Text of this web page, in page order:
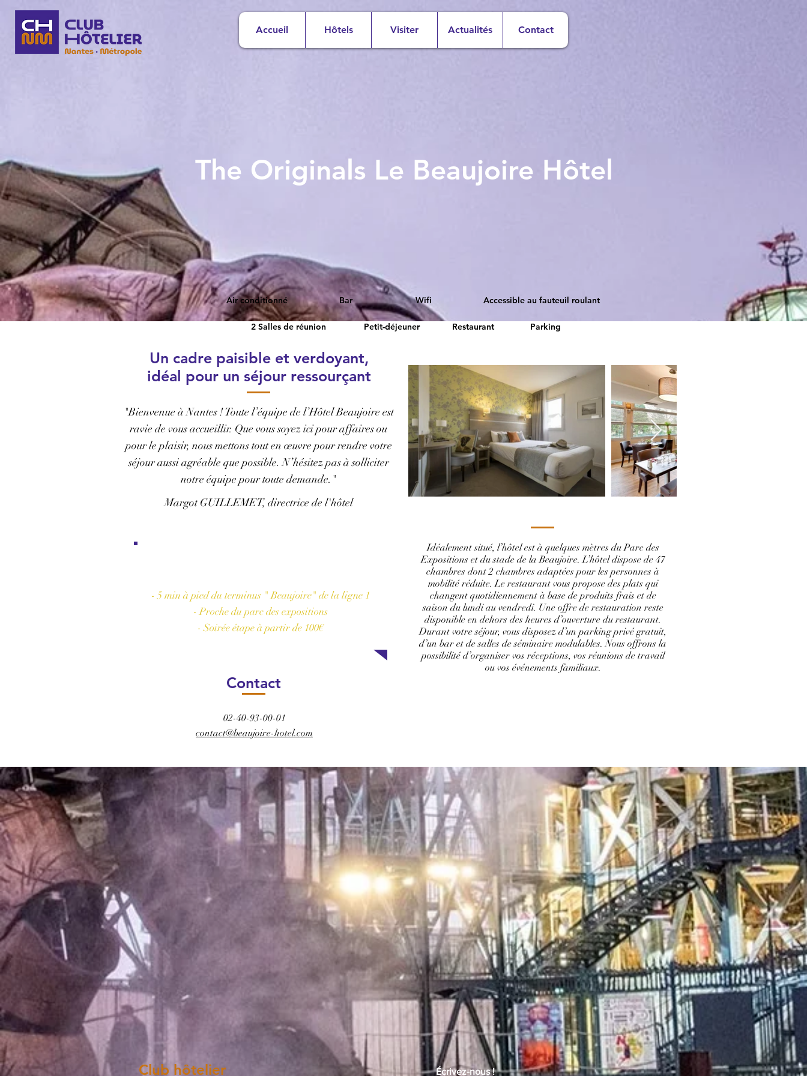
Accueil Hôtels Visiter Actualités Contact
The Originals Le Beaujoire Hôtel
Air conditionné Bar Wifi Accessible au fauteuil roulant
2 Salles de réunion Petit-déjeuner Restaurant Parking
Un cadre paisible et verdoyant,
idéal pour un séjour ressourçant
"Bienvenue à Nantes ! Toute l’équipe de l’Hôtel Beaujoire est
ravie de vous accueillir. Que vous soyez ici pour affaires ou
pour le plaisir, nous mettons tout en œuvre pour rendre votre
séjour aussi agréable que possible. N’hésitez pas à solliciter
notre équipe pour toute demande. "
Margot GUILLEMET, directrice de l'hôtel
- 5 min à pied du terminus " Beaujoire" de la ligne 1
- Proche du parc des expositions
- Soirée étape à partir de 100€
Contact
02-40-93-00-01
contact@beaujoire-hotel.com
Idéalement situé, l’hôtel est à quelques mètres du Parc des
Expositions et du stade de la Beaujoire. L’hôtel dispose de 47
chambres dont 2 chambres adaptées pour les personnes à
mobilité réduite. Le restaurant vous propose des plats qui
changent quotidiennement à base de produits frais et de
saison du lundi au vendredi. Une offre de restauration reste
disponible en dehors des heures d’ouverture du restaurant.
Durant votre séjour, vous disposez d’un parking privé gratuit,
d’un bar et de salles de séminaire modulables. Nous offrons la
possibilité d’organiser vos réceptions, vos réunions de travail
ou vos événements familiaux.
Club hôtelier Écrivez-nous !